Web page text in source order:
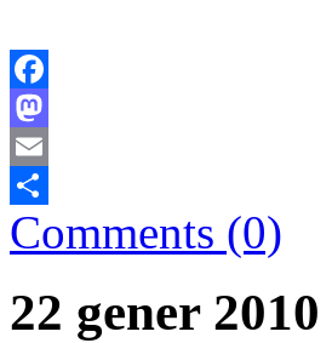
Facebook
Mastodon
Email
Comparteix
Comments (0)
22 gener 2010